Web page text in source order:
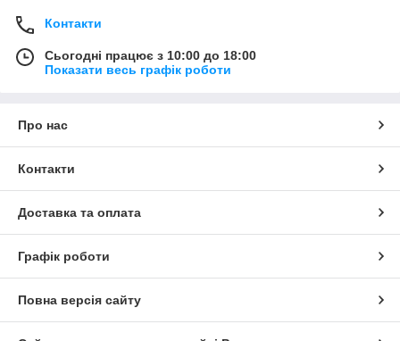
Контакти
Сьогодні працює з 10:00 до 18:00
Показати весь графік роботи
Про нас
Контакти
Доставка та оплата
Графік роботи
Повна версія сайту